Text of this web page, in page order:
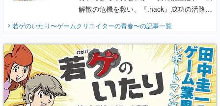
解散の危機を救い、『.hack』成功の活路を
『少年ジャンプ』色だった【若ゲのいた
り】
若ゲのいたり〜ゲームクリエイターの青春〜の記事一覧